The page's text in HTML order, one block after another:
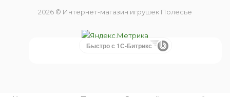
2026 © Интернет-магазин игрушек Полесье
Быстро с 1С-Битрикс